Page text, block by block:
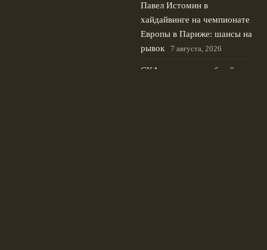
Павел Истомин в
хайдайвинге на чемпионате
Европы в Париже: шансы на
рывок
7 августа, 2026
СКА заключил пробный